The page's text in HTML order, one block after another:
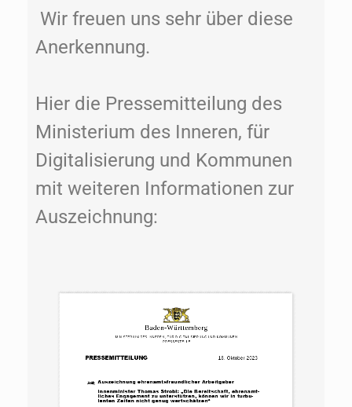
Wir freuen uns sehr über diese
Anerkennung.
Hier die Pressemitteilung des
Ministerium des Inneren, für
Digitalisierung und Kommunen
mit weiteren Informationen zur
Auszeichnung: